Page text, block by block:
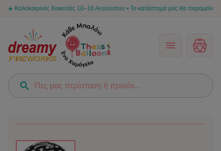
διακοπές 10–16 Αυγούστου • Το κατάστημά μας θα παραμείνει